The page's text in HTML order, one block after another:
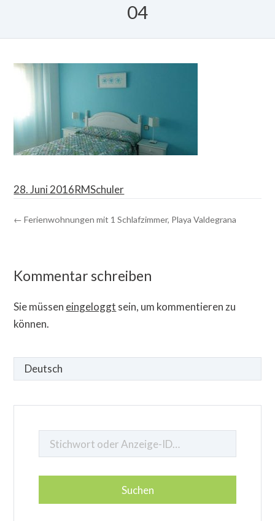
04
28. Juni 2016RMSchuler
← Ferienwohnungen mit 1 Schlafzimmer, Playa Valdegrana
Kommentar schreiben
Sie müssen eingeloggt sein, um kommentieren zu
können.
Sprache
auswählen